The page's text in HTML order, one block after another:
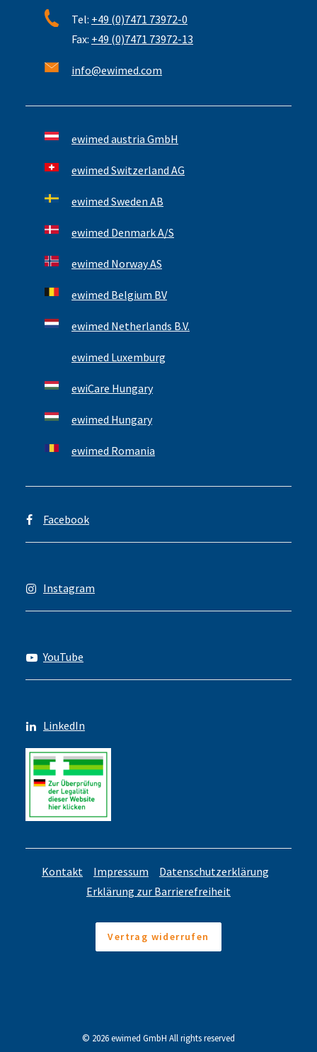
Tel: +49 (0)7471 73972-0
Fax: +49 (0)7471 73972-13
info@ewimed.com
ewimed austria GmbH
ewimed Switzerland AG
ewimed Sweden AB
ewimed Denmark A/S
ewimed Norway AS
ewimed Belgium BV
ewimed Netherlands B.V.
ewimed Luxemburg
ewiCare Hungary
ewimed Hungary
ewimed Romania
Facebook
Instagram
YouTube
LinkedIn
Kontakt Impressum
Datenschutzerklärung
Erklärung zur Barrierefreiheit
Vertrag widerrufen
© 2026 ewimed GmbH All rights reserved